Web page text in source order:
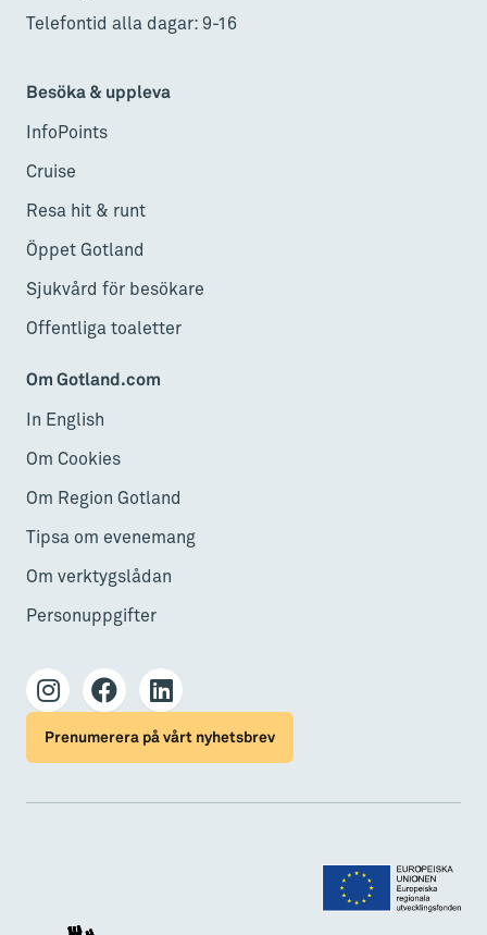
Telefontid alla dagar: 9-16
Besöka & uppleva
InfoPoints
Cruise
Resa hit & runt
Öppet Gotland
Sjukvård för besökare
Offentliga toaletter
Om Gotland.com
In English
Om Cookies
Om Region Gotland
Tipsa om evenemang
Om verktygslådan
Personuppgifter
Prenumerera på vårt nyhetsbrev